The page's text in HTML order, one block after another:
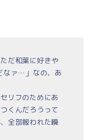
だ和葉に好きや
なァ…」なの、あ
リフのためにあ
くんだろうって
全部報われた瞬